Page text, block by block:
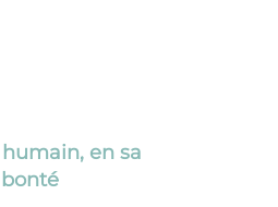
en sa